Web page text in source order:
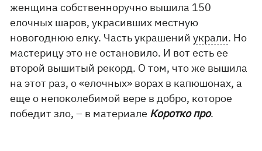
женщина собственноручно вышила 150
елочных шаров, украсивших местную
новогоднюю елку. Часть украшенийукрали. Но
мастерицу это не остановило. И вот есть ее
второй вышитый рекорд. О том, что же вышила
на этот раз, о «елочных» ворах в капюшонах, а
еще о непоколебимой вере в добро, которое
победит зло, – в материале Коротко про.